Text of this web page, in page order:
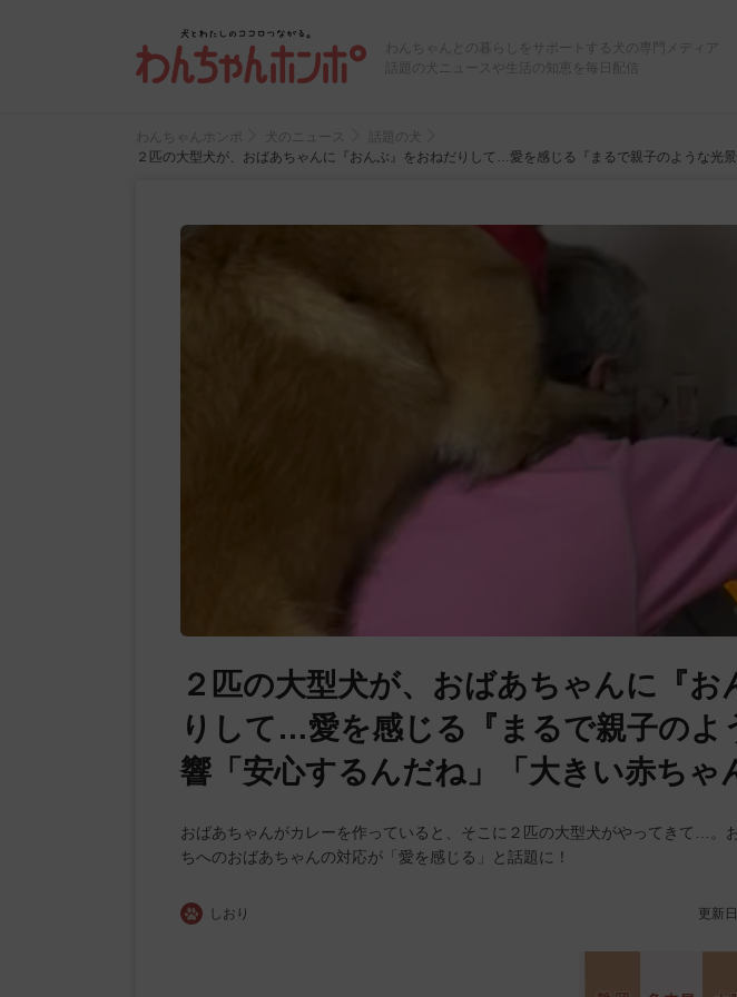
わんちゃんとの暮らしをサポートする犬の専門メディア
話題の犬ニュースや生活の知恵を毎日配信
わんちゃんホンポ 犬のニュース
話題の犬
２匹の大型犬が、おばあちゃんに『おんぶ』をおねだりして…愛を感じる『まるで親子のような光
２匹の大型犬が、おばあちゃんに『お
りして…愛を感じる『まるで親子のよ
響「安心するんだね」「大きい赤ちゃ
おばあちゃんがカレーを作っていると、そこに２匹の大型犬がやってきて…。
ちへのおばあちゃんの対応が「愛を感じる」と話題に！
しおり 更新日